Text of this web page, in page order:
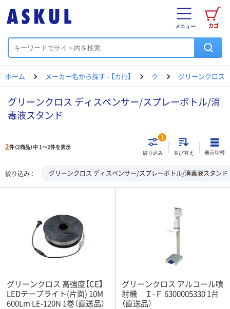
カゴ
メニュー
ホーム メーカー名から探す - 【カ行】 ク グリーンクロス
グリーンクロス ディスペンサー/スプレーボトル/消
毒液スタンド
2件（2商品）中 1～2件を表示
絞り込み
1
並び替え 表示切替
絞り込み グリーンクロス ディスペンサー/スプレーボトル/消毒液スタンド
グリーンクロス 高強度【CE】
LEDテープライト(片面) 10M
600Lm LE-120N 1巻（直送品）
グリーンクロス アルコール噴
射機 Ｉ-Ｆ 6300005330 1台
（直送品）